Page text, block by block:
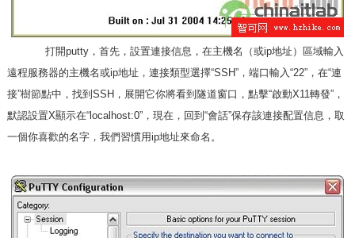
打開putty，首先，設置連接信息，在主機名（或ip地址）區域輸入
遠程服務器的主機名或ip地址，連接類型選擇“SSH”，端口輸入“22”，在“連
接”樹節點中，找到SSH，展開它你將看到隧道窗口，點擊“啟動X11轉發”，
默認設置X顯示在“localhost:0”，現在，回到“會話”保存該連接配置信息，取
一個你喜歡的名字，我們習慣用ip地址來命名。